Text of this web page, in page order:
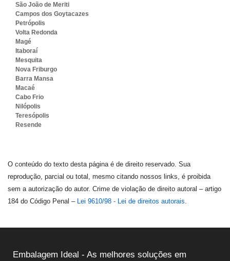
São João de Meriti
Campos dos Goytacazes
Petrópolis
Volta Redonda
Magé
Itaboraí
Mesquita
Nova Friburgo
Barra Mansa
Macaé
Cabo Frio
Nilópolis
Teresópolis
Resende
O conteúdo do texto desta página é de direito reservado. Sua
reprodução, parcial ou total, mesmo citando nossos links, é proibida
sem a autorização do autor. Crime de violação de direito autoral – artigo
184 do Código Penal – Lei 9610/98 - Lei de direitos autorais.
Embalagem Ideal - As melhores soluções em